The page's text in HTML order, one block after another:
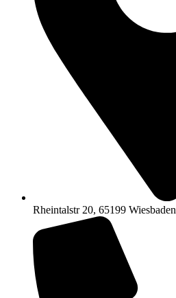
Rheintalstr 20, 65199 Wiesbaden